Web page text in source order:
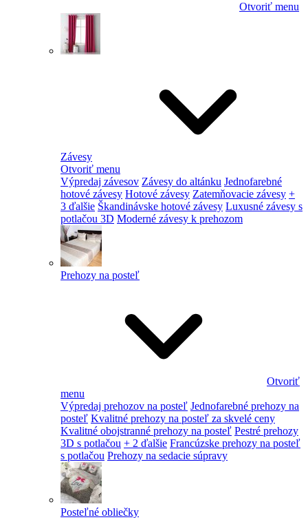
Otvoriť menu
Závesy
Otvoriť menu
Výpredaj závesov Závesy do altánku Jednofarebné
hotové závesy Hotové závesy Zatemňovacie závesy +
3 ďalšie Škandinávske hotové závesy Luxusné závesy s
potlačou 3D Moderné závesy k prehozom
Prehozy na posteľ
Otvoriť
menu
Výpredaj prehozov na posteľ Jednofarebné prehozy na
posteľ Kvalitné prehozy na posteľ za skvelé ceny
Kvalitné obojstranné prehozy na posteľ Pestré prehozy
3D s potlačou + 2 ďalšie Francúzske prehozy na posteľ
s potlačou Prehozy na sedacie súpravy
Posteľné obliečky